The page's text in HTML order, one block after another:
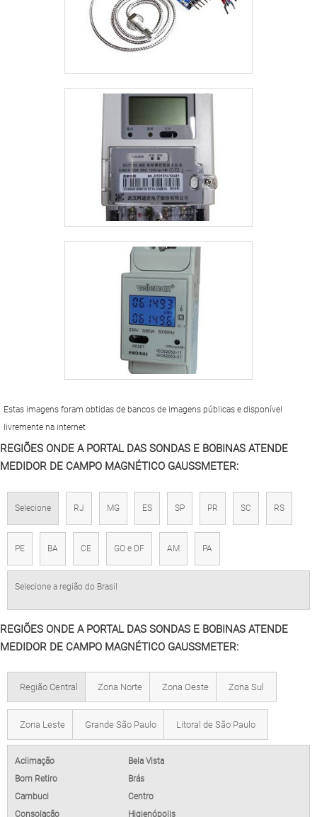
Estas imagens foram obtidas de bancos de imagens públicas e disponível
livremente na internet
REGIÕES ONDE A PORTAL DAS SONDAS E BOBINAS ATENDE
MEDIDOR DE CAMPO MAGNÉTICO GAUSSMETER:
Selecione RJ MG ES SP PR SC RS
PE BA CE GO e DF AM PA
Selecione a região do Brasil
REGIÕES ONDE A PORTAL DAS SONDAS E BOBINAS ATENDE
MEDIDOR DE CAMPO MAGNÉTICO GAUSSMETER:
Região Central Zona Norte Zona Oeste Zona Sul
Zona Leste Grande São Paulo Litoral de São Paulo
Aclimação
Bela Vista
Bom Retiro
Brás
Cambuci
Centro
Consolação
Higienópolis